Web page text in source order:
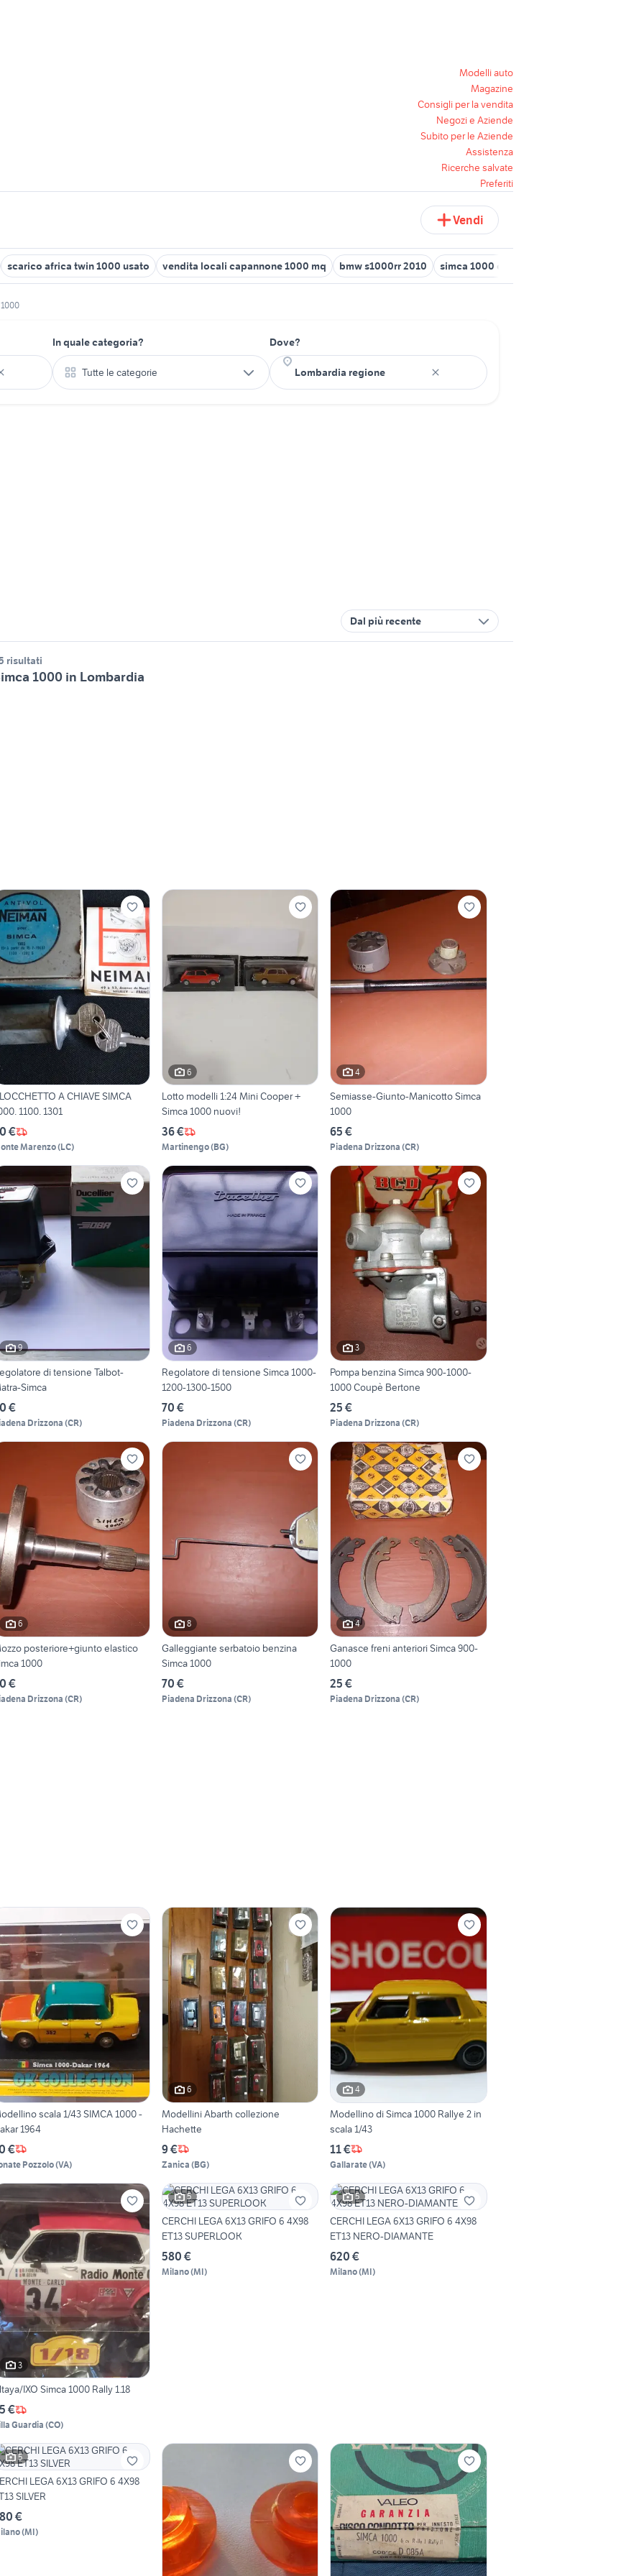
Modelli auto
Magazine
Consigli per la vendita
Negozi e Aziende
Subito per le Aziende
Assistenza
Ricerche salvate
Preferiti
Vendi
scarico africa twin 1000 usato vendita locali capannone 1000 mq bmw s1000rr 2010 simca 1000 coupe
In quale categoria?
Tutte le categorie
Dove?
Dal più recente
risultati
1000 in Lombardia
A CHIAVE SIMCA
1100. 1301
€
Marenzo(LC)
6
Lotto modelli 1:24 Mini Cooper +
Simca 1000 nuovi!
36 €
Martinengo(BG)
4
Semiasse-Giunto-Manicotto Simca
1000
65 €
Piadena Drizzona (CR)
9
di tensione Talbot-
Simca
€
Drizzona (CR)
6
Regolatore di tensione Simca 1000-
1200-1300-1500
70 €
Piadena Drizzona (CR)
3
Pompa benzina Simca 900-1000-
1000 Coupè Bertone
25 €
Piadena Drizzona (CR)
6
posteriore+giunto elastico
1000
€
Drizzona (CR)
8
Galleggiante serbatoio benzina
Simca 1000
70 €
Piadena Drizzona (CR)
4
Ganasce freni anteriori Simca 900-
1000
25 €
Piadena Drizzona (CR)
scala 1/43 SIMCA 1000 -
1964
€
Pozzolo(VA)
6
Modellini Abarth collezione
Hachette
9 €
Zanica (BG)
4
Modellino di Simca 1000 Rallye 2 in
scala 1/43
11 €
Gallarate(VA)
3
IXO Simca 1000 Rally 1.18
€
Guardia (CO)
5
CERCHI LEGA 6X13 GRIFO 6 4X98
ET13 SUPERLOOK
580 €
Milano(MI)
5
CERCHI LEGA 6X13 GRIFO 6 4X98
ET13 NERO-DIAMANTE
620 €
Milano(MI)
5
LEGA 6X13 GRIFO 6 4X98
SILVER
€
(MI)